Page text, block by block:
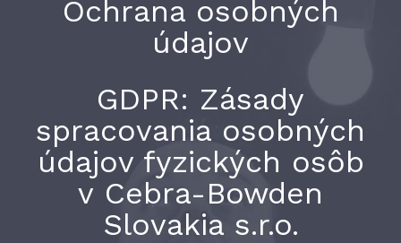
Ochrana osobných
údajov
GDPR: Zásady
spracovania osobných
údajov fyzických osôb
v Cebra-Bowden
Slovakia s.r.o.